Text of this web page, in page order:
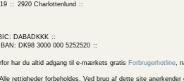
2920 Charlottenlund
DABADKKK
IBAN: DK98 3000 000 5252520
har du altid adgang til e-mærkets gratis Forbrugerhotline,
rettigheder forbeholdes. Ved brug af dette site